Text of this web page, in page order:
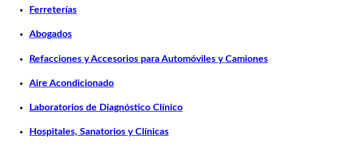
Ferreterías
Abogados
Refacciones y Accesorios para Automóviles y Camiones
Aire Acondicionado
Laboratorios de Diagnóstico Clínico
Hospitales, Sanatorios y Clínicas